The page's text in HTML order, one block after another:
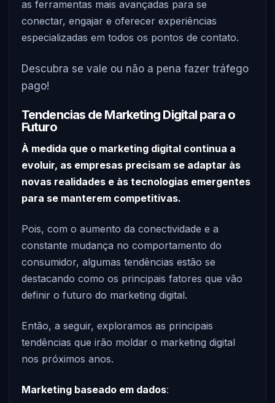
as ferramentas mais avançadas para se
conectar, engajar e oferecer experiências
especializadas em todos os pontos de contato.
Descubra se vale ou não a pena fazer tráfego
pago!
Tendencias de Marketing Digital para o
Futuro
À medida que o marketing digital continua a
evoluir, as empresas precisam se adaptar às
novas realidades e às tecnologias emergentes
para se manterem competitivas.
Pois, com o aumento da conectividade e a
constante mudança no comportamento do
consumidor, algumas tendências estão se
destacando como os principais fatores que vão
definir o futuro do marketing digital.
Então, a seguir, exploramos as principais
tendências que irão moldar o marketing digital
nos próximos anos.
Marketing baseado em dados: